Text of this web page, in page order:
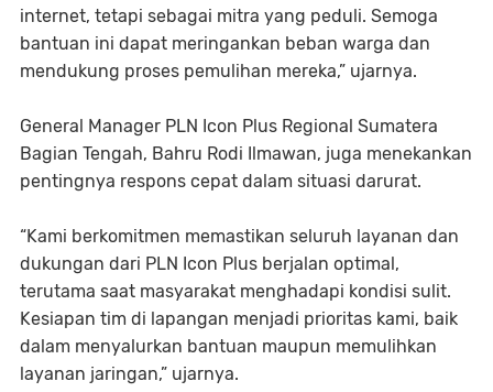
internet, tetapi sebagai mitra yang peduli. Semoga
bantuan ini dapat meringankan beban warga dan
mendukung proses pemulihan mereka,” ujarnya.
General Manager PLN Icon Plus Regional Sumatera
Bagian Tengah, Bahru Rodi Ilmawan, juga menekankan
pentingnya respons cepat dalam situasi darurat.
“Kami berkomitmen memastikan seluruh layanan dan
dukungan dari PLN Icon Plus berjalan optimal,
terutama saat masyarakat menghadapi kondisi sulit.
Kesiapan tim di lapangan menjadi prioritas kami, baik
dalam menyalurkan bantuan maupun memulihkan
layanan jaringan,” ujarnya.